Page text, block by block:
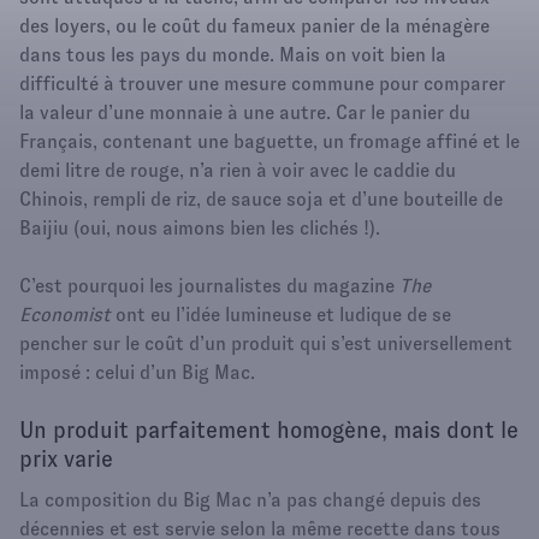
des loyers, ou le coût du fameux panier de la ménagère
dans tous les pays du monde. Mais on voit bien la
difficulté à trouver une mesure commune pour comparer
la valeur d’une monnaie à une autre. Car le panier du
Français, contenant une baguette, un fromage affiné et le
demi litre de rouge, n’a rien à voir avec le caddie du
Chinois, rempli de riz, de sauce soja et d’une bouteille de
Baijiu (oui, nous aimons bien les clichés !).
C’est pourquoi les journalistes du magazine The
Economistont eu l’idée lumineuse et ludique de se
pencher sur le coût d’un produit qui s’est universellement
imposé : celui d’un Big Mac.
Un produit parfaitement homogène, mais dont le
prix varie
La composition du Big Mac n’a pas changé depuis des
décennies et est servie selon la même recette dans tous